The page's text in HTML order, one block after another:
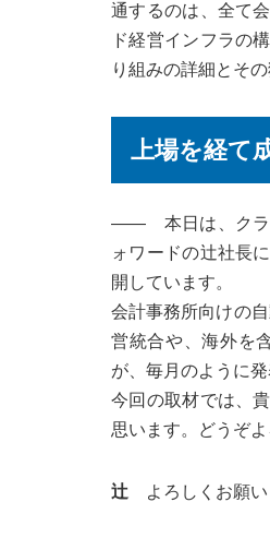
通するのは、全て
ド経営インフラの
り組みの詳細とそ
上場を経て
―― 本日は、クラ
ォワードの辻社長
開しています。
会計事務所向けの
営統合や、海外を
が、毎月のように発
今回の取材では、
思います。どうぞ
辻 よろしくお願い